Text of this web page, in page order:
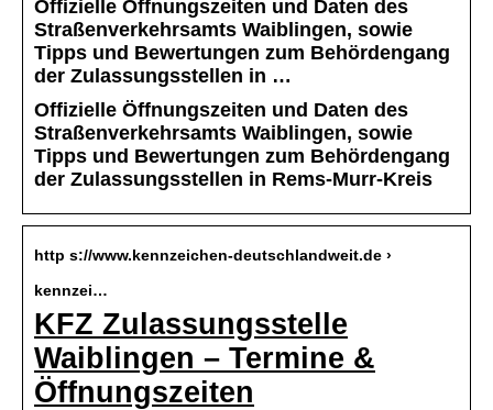
Offizielle Öffnungszeiten und Daten des
Straßenverkehrsamts Waiblingen, sowie
Tipps und Bewertungen zum Behördengang
der Zulassungsstellen in …
Offizielle Öffnungszeiten und Daten des
Straßenverkehrsamts Waiblingen, sowie
Tipps und Bewertungen zum Behördengang
der Zulassungsstellen in Rems-Murr-Kreis
http s://www.kennzeichen-deutschlandweit.de ›
kennzei…
KFZ Zulassungsstelle
Waiblingen – Termine &
Öffnungszeiten